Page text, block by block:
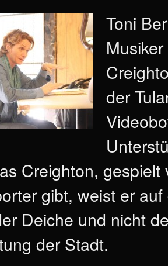
Toni
der
Creighton,
gibt, weist er
Deiche und nicht
der Stadt.